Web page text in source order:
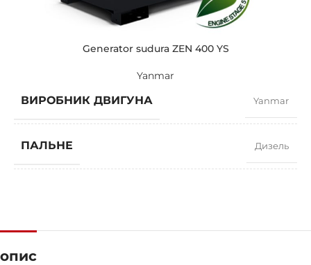
Generator sudura ZEN 400 YS
Yanmar
ВИРОБНИК ДВИГУНА Yanmar
ПАЛЬНЕ Дизель
ЗРАЗКОВИЙ
опис